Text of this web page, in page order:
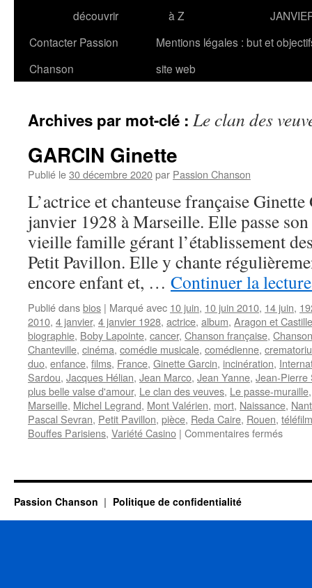
découvrir
à Z
Contacter Passion
Chanson
Mentions légales : but et
site web
Archives par mot-clé : Le clan des
GARCIN Ginette
Publié le30 décembre 2020par Passion Chanson
L’actrice et chanteuse française
janvier 1928 à Marseille. Elle passe son
vieille famille gérant l’établissement
Petit Pavillon. Elle y chante
encore enfant et, … Continuer la
Publié dansbios | Marqué avec 10 juin, 10 juin 2010, 14 juin,
2010, 4 janvier, 4 janvier 1928, actrice, album, Aragon et Castille
biographie, Boby Lapointe, cancer, Chanson française,
Chanteville, cinéma, comédie musicale, comédienne,
duo, enfance, films, France, Ginette Garcin, incinération,
Sardou, Jacques Hélian, Jean Marco, Jean Yanne, Jean-Pierre
plus belle valse d'amour, Le clan des veuves, Le passe-muraille
Marseille, Michel Legrand, Mont Valérien, mort, Naissance,
Pascal Sevran, Petit Pavillon, pièce, Reda Caire, Rouen,
Bouffes Parisiens, Variété Casino | Commentaires ferméssur
Passion Chanson Politique de confidentialité